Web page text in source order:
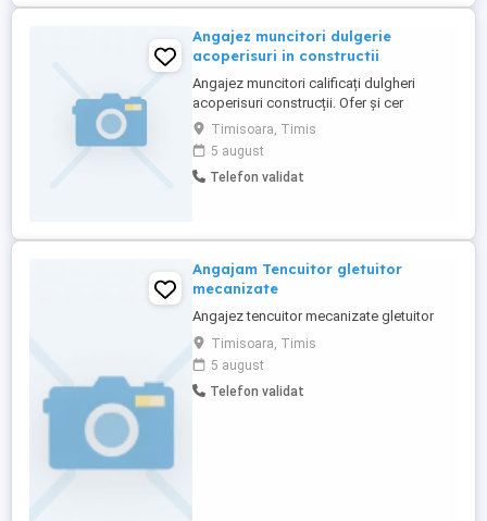
Angajez muncitori dulgerie
acoperisuri in constructii
Angajez muncitori calificați dulgheri
acoperisuri construcții. Ofer și cer
seriozitate. Ofer salariu atractiv. Mai multe
detalii la telefon.
Timisoara, Timis
5 august
Telefon validat
Angajam Tencuitor gletuitor
mecanizate
Angajez tencuitor mecanizate gletuitor
Timisoara, Timis
5 august
Telefon validat